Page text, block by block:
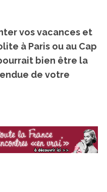
vos vacances et
à Paris ou au Cap
bien être la
de votre